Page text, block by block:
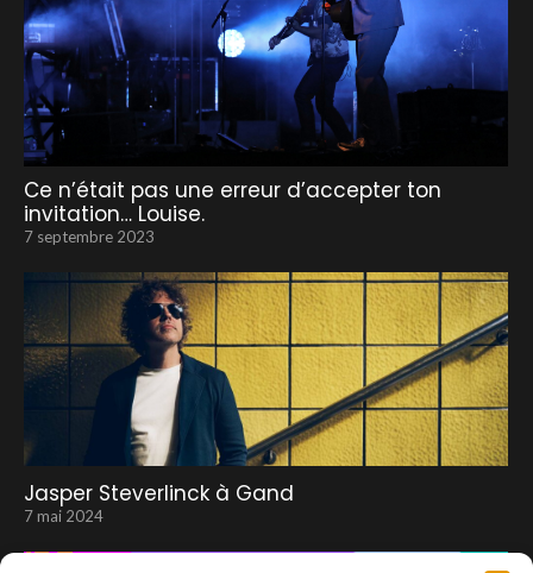
Ce n’était pas une erreur d’accepter ton
invitation… Louise.
7 septembre 2023
Jasper Steverlinck à Gand
7 mai 2024